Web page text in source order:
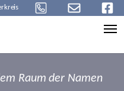
Raum der Namen